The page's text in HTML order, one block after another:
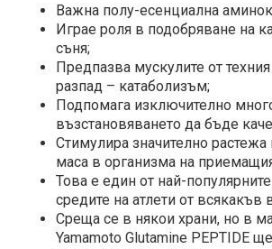
Важна полу-есенциална
Играе роля в подобряване на
съня;
Предпазва мускулите от
разпад – катаболизъм;
Подпомага изключително
възстановяването да бъде
Стимулира значително растежа
маса в организма на
Това е един от най-
средите на атлети от всякакъв
Среща се в някои храни, но в
Yamamoto Glutamine PEPTIDE